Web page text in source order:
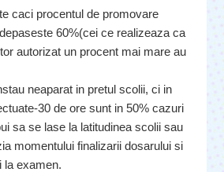
caci procentul de promovare
60%(cei ce realizeaza ca
autorizat un procent mai mare au
neaparat in pretul scolii, ci in
30 de ore sunt in 50% cazuri
sa se lase la latitudinea scolii sau
momentului finalizarii dosarului si
la examen.